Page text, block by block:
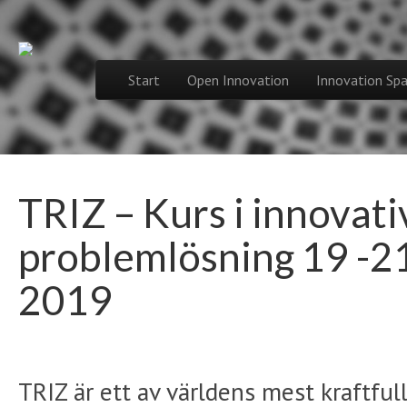
Spinnovation
Main menu
Start Open Innovation Innovation
TRIZ – Kurs i
problemlösning 19 -
2019
TRIZ är ett av världens mest